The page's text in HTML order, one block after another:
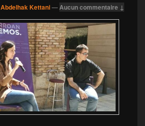
Abdelhak Kettani—Aucun commentaire ↓